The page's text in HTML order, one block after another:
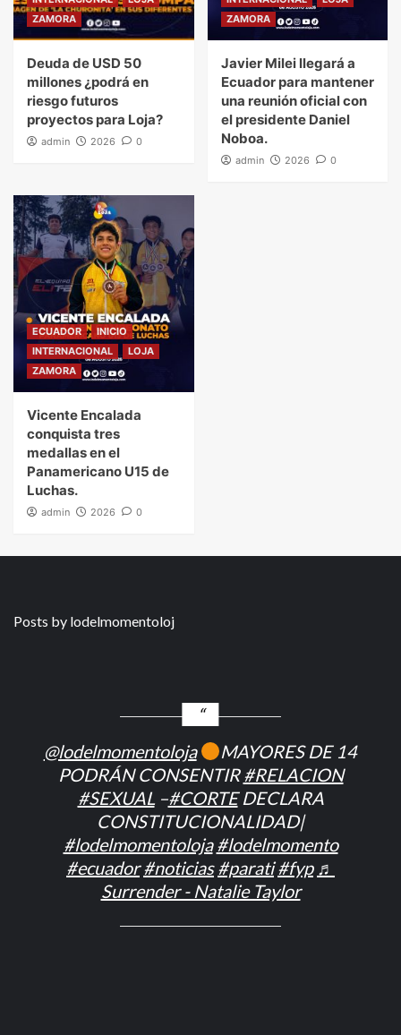
ZAMORA
Deuda de USD 50
millones ¿podrá en
riesgo futuros
proyectos para Loja?
admin 2026 0
ZAMORA
Javier Milei llegará a
Ecuador para mantener
una reunión oficial con
el presidente Daniel
Noboa.
admin 2026 0
ECUADOR
INICIO
INTERNACIONAL
LOJA
ZAMORA
Vicente Encalada
conquista tres
medallas en el
Panamericano U15 de
Luchas.
admin 2026 0
Posts by lodelmomentoloj
@lodelmomentoloja
MAYORES DE 14
PODRÁN CONSENTIR#RELACION
#SEXUAL–#CORTEDECLARA
CONSTITUCIONALIDAD|
#lodelmomentoloja #lodelmomento
#ecuador #noticias #parati #fyp ♬
Surrender - Natalie Taylor